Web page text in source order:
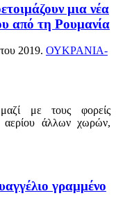
μια νέα
από τη Ρουμανία
2019. ΟΥΚΡΑΝΙΑ-
με τους φορείς
αερίου άλλων χωρών,
γραμμένο